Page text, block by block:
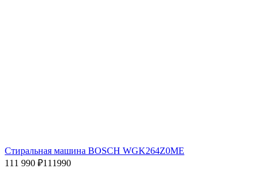
Стиральная машина BOSCH WGK264Z0ME
111 990 ₽111990